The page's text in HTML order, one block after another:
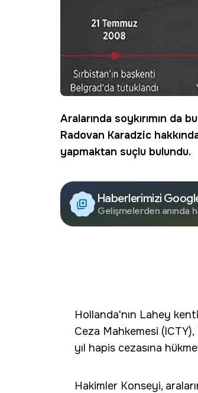
Aralarında soykırımın da
Radovan Karadzic
yapmaktan suçlu bulundu.
Haberlerimizi
Gelişmelerden anında
Hollanda'nın Lahey
Ceza Mahkemesi (ICTY),
yıl hapis cezasına
Hakimler Konseyi,